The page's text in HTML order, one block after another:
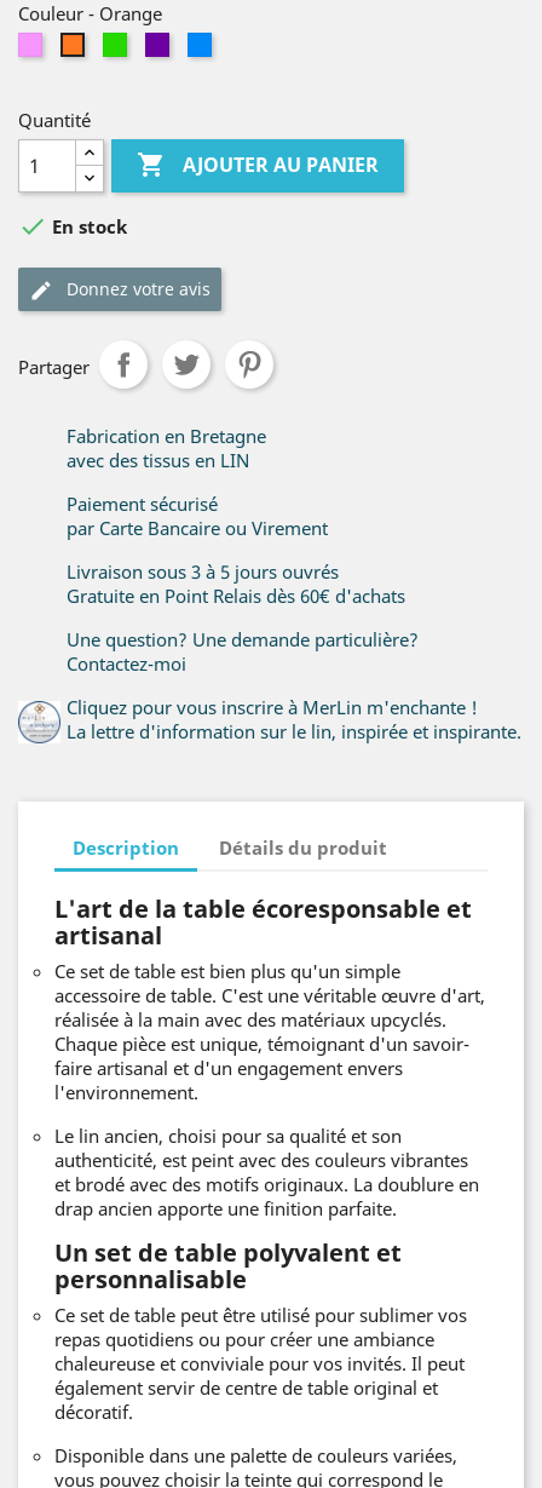
Couleur - Orange
Quantité
 AJOUTER AU PANIER
 En stock
Donnez votre avis
Partager
Fabrication en Bretagne
avec des tissus en LIN
Paiement sécurisé
par Carte Bancaire ou Virement
Livraison sous 3 à 5 jours ouvrés
Gratuite en Point Relais dès 60€ d'achats
Une question? Une demande particulière?
Contactez-moi
Cliquez pour vous inscrire à MerLin m'enchante !
La lettre d'information sur le lin, inspirée et inspirante.
Description Détails du produit
L'art de la table écoresponsable et
artisanal
Ce set de table est bien plus qu'un simple
accessoire de table. C'est une véritable œuvre d'art,
réalisée à la main avec des matériaux upcyclés.
Chaque pièce est unique, témoignant d'un savoir-
faire artisanal et d'un engagement envers
l'environnement.
Le lin ancien, choisi pour sa qualité et son
authenticité, est peint avec des couleurs vibrantes
et brodé avec des motifs originaux. La doublure en
drap ancien apporte une finition parfaite.
Un set de table polyvalent et
personnalisable
Ce set de table peut être utilisé pour sublimer vos
repas quotidiens ou pour créer une ambiance
chaleureuse et conviviale pour vos invités. Il peut
également servir de centre de table original et
décoratif.
Disponible dans une palette de couleurs variées,
vous pouvez choisir la teinte qui correspond le